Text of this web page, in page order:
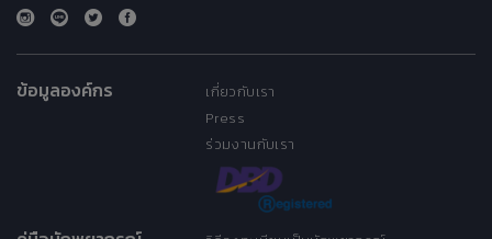
ข้อมูลองค์กร
เกี่ยวกับเรา
Press
ร่วมงานกับเรา